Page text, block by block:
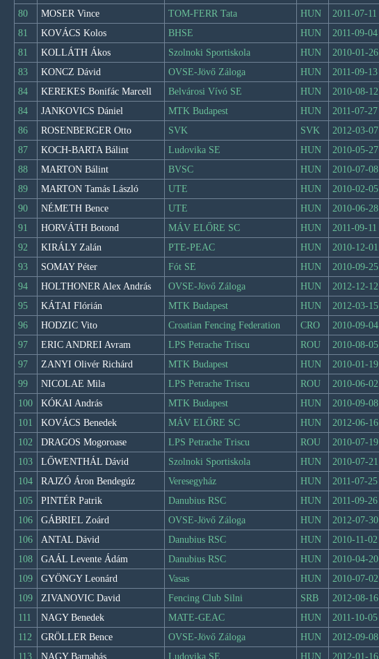
80
MOSER Vince TOM-FERR Tata HUN
2011-07-11
81
KOVÁCS Kolos BHSE HUN
2011-09-04
81
KOLLÁTH Ákos Szolnoki Sportiskola HUN
2010-01-26
83
KONCZ Dávid OVSE-Jövő Záloga HUN
2011-09-13
84
KEREKES Bonifác Marcell Belvárosi Vívó SE HUN
2010-08-12
84
JANKOVICS Dániel MTK Budapest HUN
2011-07-27
86
ROSENBERGER Otto SVK SVK
2012-03-07
87
KOCH-BARTA Bálint Ludovika SE HUN
2010-05-27
88
MARTON Bálint BVSC HUN
2010-07-08
89
MARTON Tamás László UTE HUN
2010-02-05
90
NÉMETH Bence UTE HUN
2010-06-28
91
HORVÁTH Botond MÁV ELŐRE SC HUN
2011-09-11
92
KIRÁLY Zalán PTE-PEAC HUN
2010-12-01
93
SOMAY Péter Fót SE HUN
2010-09-25
94
HOLTHONER Alex András OVSE-Jövő Záloga HUN
2012-12-12
95
KÁTAI Flórián MTK Budapest HUN
2012-03-15
96
HODZIC Vito Croatian Fencing Federation CRO
2010-09-04
97
ERIC ANDREI Avram LPS Petrache Triscu ROU
2010-08-05
97
ZANYI Olivér Richárd MTK Budapest HUN
2010-01-19
99
NICOLAE Mila LPS Petrache Triscu ROU
2010-06-02
100
KÓKAI András MTK Budapest HUN
2010-09-08
101
KOVÁCS Benedek MÁV ELŐRE SC HUN
2012-06-16
102
DRAGOS Mogoroase LPS Petrache Triscu ROU
2010-07-19
103
LŐWENTHÁL Dávid Szolnoki Sportiskola HUN
2010-07-21
104
RAJZÓ Áron Bendegúz Veresegyház HUN
2011-07-25
105
PINTÉR Patrik Danubius RSC HUN
2011-09-26
106
GÁBRIEL Zoárd OVSE-Jövő Záloga HUN
2012-07-30
106
ANTAL Dávid Danubius RSC HUN
2010-11-02
108
GAÁL Levente Ádám Danubius RSC HUN
2010-04-20
109
GYÖNGY Leonárd Vasas HUN
2010-07-02
109
ZIVANOVIC David Fencing Club Silni SRB
2012-08-16
111
NAGY Benedek MATE-GEAC HUN
2011-10-05
112
GRÖLLER Bence OVSE-Jövő Záloga HUN
2012-09-08
113
NAGY Barnabás Ludovika SE HUN 2012-01-16